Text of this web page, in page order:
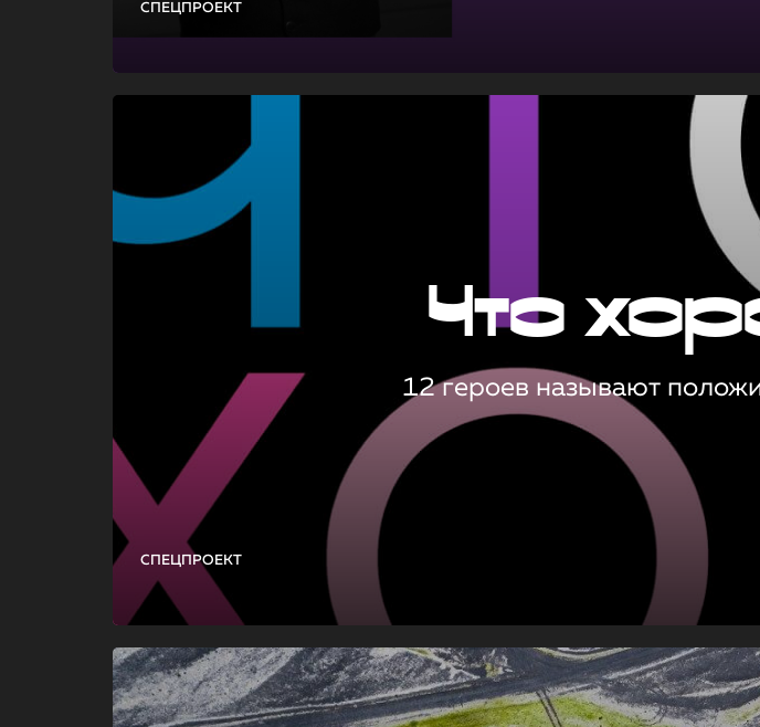
СПЕЦПРОЕКТ
СПЕЦПРОЕКТ
Что
12 героев называют